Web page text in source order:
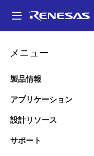
ン
メニュー
製品情報
アプリケーション
設計リソース
サポート
パ
ン
く
ず